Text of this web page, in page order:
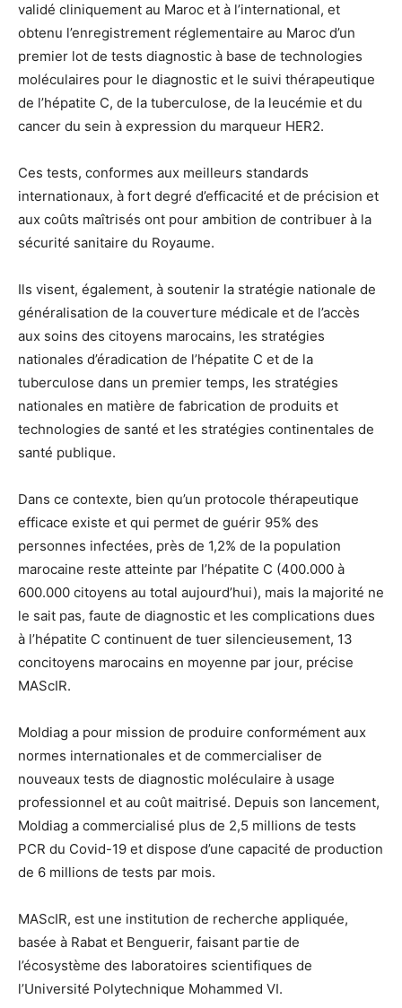
validé cliniquement au Maroc et à l’international, et
obtenu l’enregistrement réglementaire au Maroc d’un
premier lot de tests diagnostic à base de technologies
moléculaires pour le diagnostic et le suivi thérapeutique
de l’hépatite C, de la tuberculose, de la leucémie et du
cancer du sein à expression du marqueur HER2.
Ces tests, conformes aux meilleurs standards
internationaux, à fort degré d’efficacité et de précision et
aux coûts maîtrisés ont pour ambition de contribuer à la
sécurité sanitaire du Royaume.
Ils visent, également, à soutenir la stratégie nationale de
généralisation de la couverture médicale et de l’accès
aux soins des citoyens marocains, les stratégies
nationales d’éradication de l’hépatite C et de la
tuberculose dans un premier temps, les stratégies
nationales en matière de fabrication de produits et
technologies de santé et les stratégies continentales de
santé publique.
Dans ce contexte, bien qu’un protocole thérapeutique
efficace existe et qui permet de guérir 95% des
personnes infectées, près de 1,2% de la population
marocaine reste atteinte par l’hépatite C (400.000 à
600.000 citoyens au total aujourd’hui), mais la majorité ne
le sait pas, faute de diagnostic et les complications dues
à l’hépatite C continuent de tuer silencieusement, 13
concitoyens marocains en moyenne par jour, précise
MAScIR.
Moldiag a pour mission de produire conformément aux
normes internationales et de commercialiser de
nouveaux tests de diagnostic moléculaire à usage
professionnel et au coût maitrisé. Depuis son lancement,
Moldiag a commercialisé plus de 2,5 millions de tests
PCR du Covid-19 et dispose d’une capacité de production
de 6 millions de tests par mois.
MAScIR, est une institution de recherche appliquée,
basée à Rabat et Benguerir, faisant partie de
l’écosystème des laboratoires scientifiques de
l’Université Polytechnique Mohammed VI.